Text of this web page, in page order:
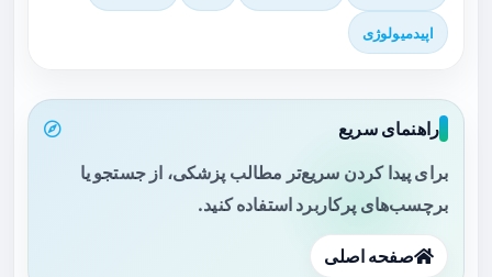
اپیدمیولوژی
راهنمای سریع
برای پیدا کردن سریع‌تر مطالب پزشکی، از جستجو یا
برچسب‌های پرکاربرد استفاده کنید.
صفحه اصلی